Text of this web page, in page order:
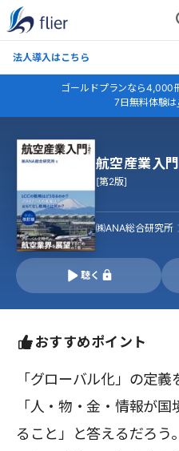
法人導入はこちら
ゴールドプランなら4,000
7日無料体験は
航空産業入門
[第2版]
㈱ANA総合研究所
聴く
おすすめポイント
「グローバル化」の定
「人・物・金・情報が
ること」と答えるだろう